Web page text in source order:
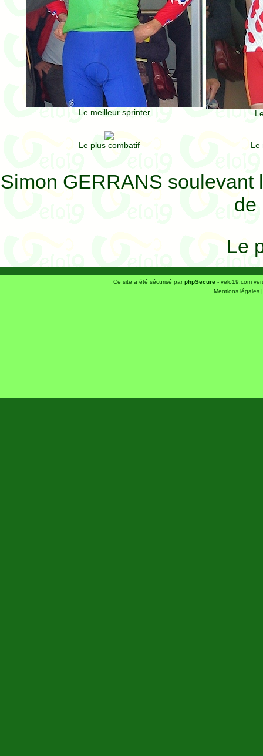
Le meilleur sprinter
Le plus combatif Le
Simon GERRANS soulevant
de
Le
Ce site a été sécurisé parphpSecure - velo19.com
Mentions légales